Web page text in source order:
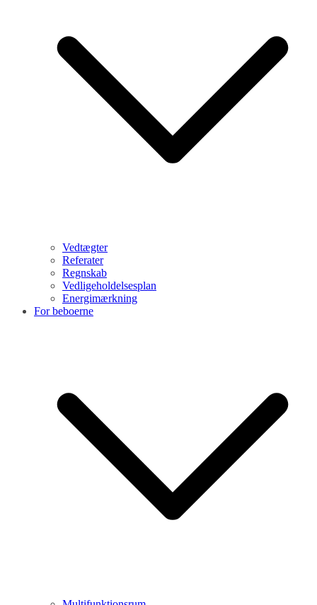
Vedtægter
Referater
Regnskab
Vedligeholdelsesplan
Energimærkning
For beboerne